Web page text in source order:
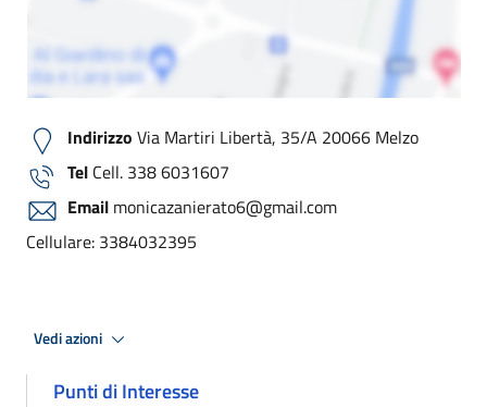
Indirizzo Via Martiri Libertà, 35/A 20066 Melzo
Tel Cell. 338 6031607
Email monicazanierato6@gmail.com
Cellulare: 3384032395
Vedi azioni
Punti di Interesse